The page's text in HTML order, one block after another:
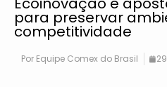
para preservar
competitividade
Por Equipe Comex do Brasil